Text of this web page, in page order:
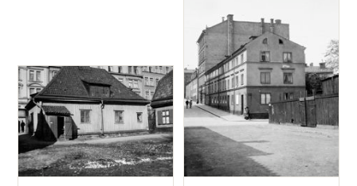
Högbergsgatan 87-
85